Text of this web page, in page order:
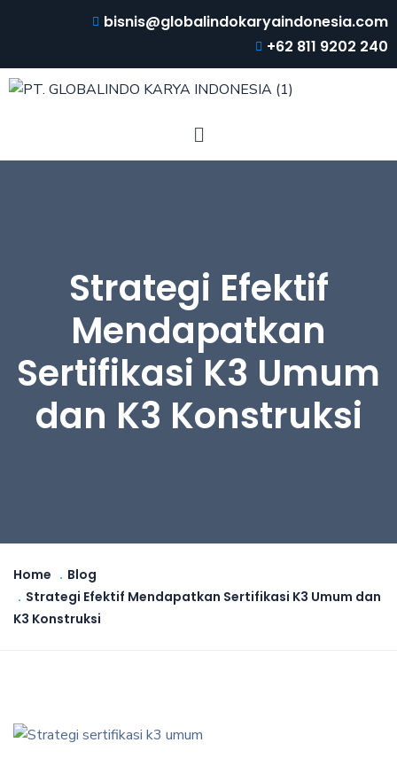
bisnis@globalindokaryaindonesia.com
+62 811 9202 240
Strategi Efektif
Mendapatkan
Sertifikasi K3 Umum
dan K3 Konstruksi
Home
Blog
Strategi Efektif Mendapatkan Sertifikasi K3 Umum dan
K3 Konstruksi